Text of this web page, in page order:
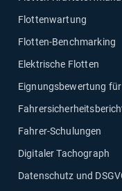
Flottenwartung
Flotten-Benchmarking
Elektrische Flotten
Eignungsbewertung
Fahrer-Schulungen
Digitaler Tachograph
Datenschutz und